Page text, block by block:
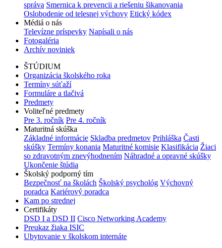
správa Smernica k prevencii a riešeniu šikanovania
Oslobodenie od telesnej výchovy Etický kódex
Médiá o nás
Televízne príspevky Napísali o nás
Fotogaléria
Archív noviniek
ŠTÚDIUM
Organizácia školského roka
Termíny súťaží
Formuláre a tlačivá
Predmety
Voliteľné predmety
Pre 3. ročník Pre 4. ročník
Maturitná skúška
Základné informácie Skladba predmetov Prihláška Časti
skúšky Termíny konania Maturitné komisie Klasifikácia Žiaci
so zdravotným znevýhodnením Náhradné a opravné skúšky
Ukončenie štúdia
Školský podporný tím
Bezpečnosť na školách Školský psychológ Výchovný
poradca Kariérový poradca
Kam po strednej
Certifikáty
DSD I a DSD II Cisco Networking Academy
Preukaz žiaka ISIC
Ubytovanie v školskom internáte